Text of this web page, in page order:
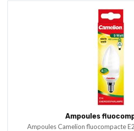
Ampoules
Ampoules Camelion fluocompacte